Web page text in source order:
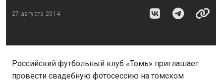
27 августа 2014
Российский футбольный клуб «Томь» приглашает
провести свадебную фотосессию на томском